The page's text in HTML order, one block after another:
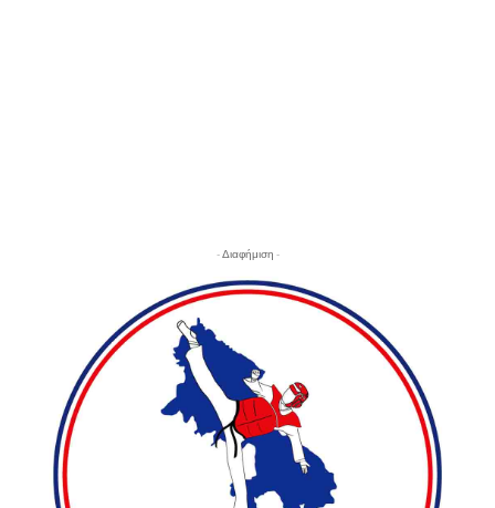
- Διαφήμιση -